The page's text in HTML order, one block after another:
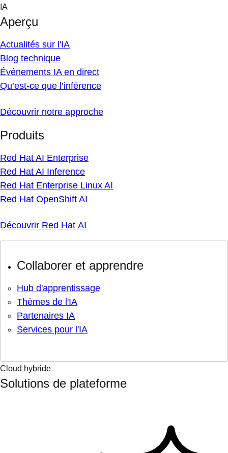
Skip
content
IA
Aperçu
Actualités sur l'IA
Blog technique
Événements IA en direct
Qu’est-ce que l’inférence
Découvrir notre approche
Produits
Red Hat AI Enterprise
Red Hat AI Inference
Red Hat Enterprise Linux AI
Red Hat OpenShift AI
Découvrir Red Hat AI
Collaborer et apprendre
Hub d'apprentissage
Thèmes de l'IA
Partenaires IA
Services pour l'IA
Cloud hybride
Solutions de plateforme